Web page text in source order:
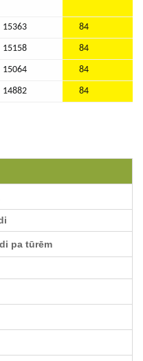
15363 84
15158 84
15064 84
14882 84
pa tūrēm